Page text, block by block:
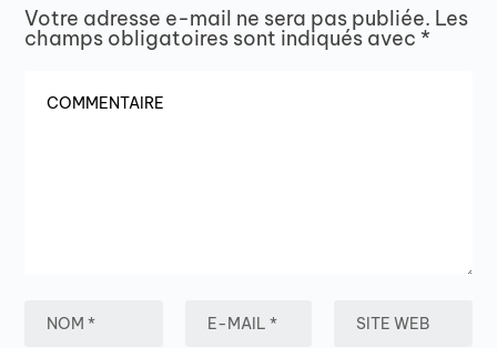
Votre adresse e-mail ne sera pas publiée. Les
champs obligatoires sont indiqués avec *